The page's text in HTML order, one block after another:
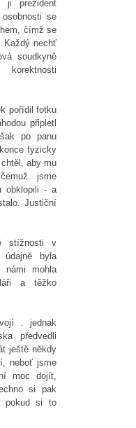
ji prezident
se
čímž se
Každý nechť
soudkyně
pořídil fotku
připletl
po panu
fyzicky
aby mu
jsme
obklopili - a
Justiční
stížnosti v
údajně byla
námi mohla
a těžko
. jednak
předvedli
ještě někdy
neboť jsme
moc dojít,
si pak
pokud si to